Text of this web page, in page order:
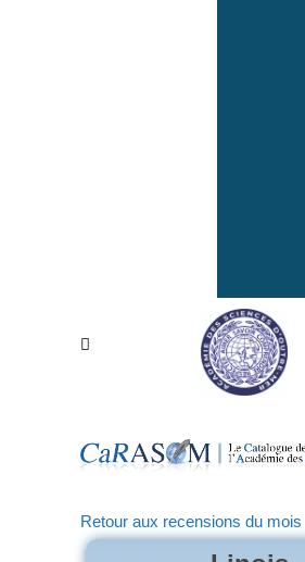
Retour aux recensions du mois